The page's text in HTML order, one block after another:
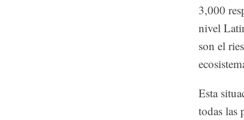
3,000
nivel
son el
Esta
todas las